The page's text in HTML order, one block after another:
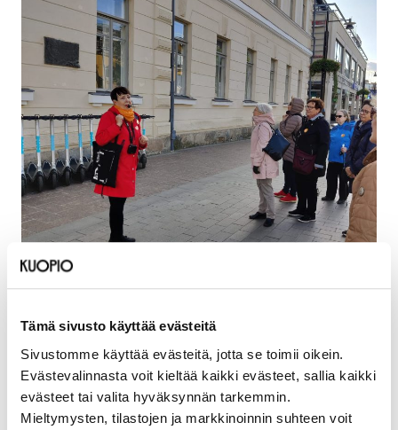
Tämä sivusto käyttää evästeitä
Sivustomme käyttää evästeitä, jotta se toimii oikein.
Evästevalinnasta voit kieltää kaikki evästeet, sallia kaikki
evästeet tai valita hyväksynnän tarkemmin.
Mieltymysten, tilastojen ja markkinoinnin suhteen voit
Päivämäärät